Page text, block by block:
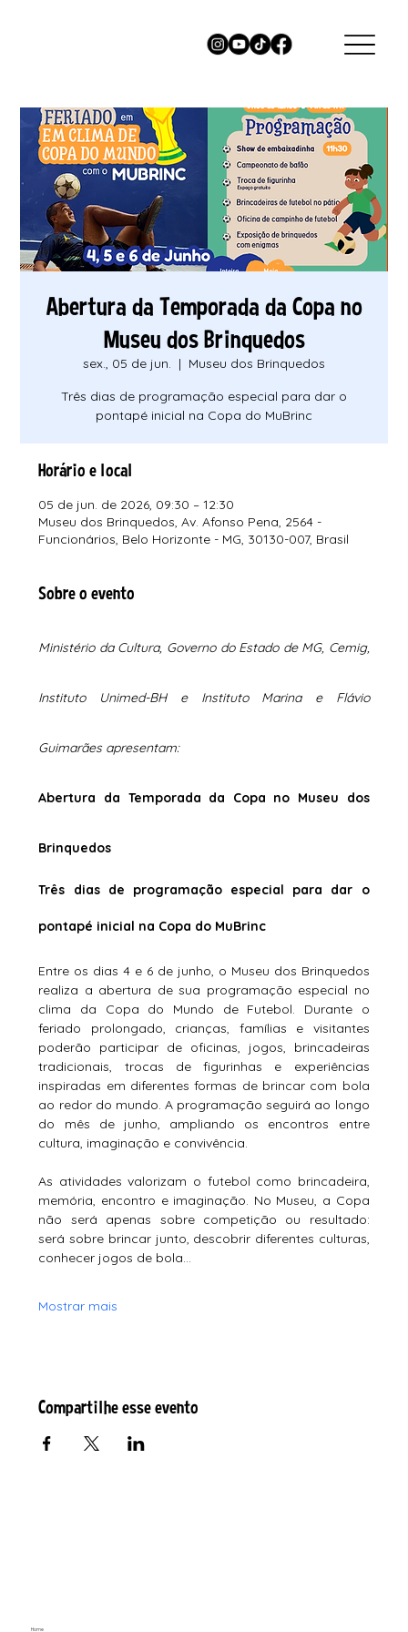
Abertura da Temporada da Copa no
Museu dos Brinquedos
sex., 05 de jun.
  |
Museu dos Brinquedos
Três dias de programação especial para dar o
pontapé inicial na Copa do MuBrinc
Horário e local
05 de jun. de 2026, 09:30 – 12:30
Museu dos Brinquedos, Av. Afonso Pena, 2564 -
Funcionários, Belo Horizonte - MG, 30130-007, Brasil
Sobre o evento
Ministério da Cultura, Governo do Estado de MG, Cemig,
Instituto Unimed-BH e Instituto Marina e Flávio
Guimarães apresentam:
Abertura da Temporada da Copa no Museu dos
Brinquedos
Três dias de programação especial para dar o
pontapé inicial na Copa do MuBrinc
Entre os dias 4 e 6 de junho, o Museu dos Brinquedos
realiza a abertura de sua programação especial no
clima da Copa do Mundo de Futebol. Durante o
feriado prolongado, crianças, famílias e visitantes
poderão participar de oficinas, jogos, brincadeiras
tradicionais, trocas de figurinhas e experiências
inspiradas em diferentes formas de brincar com bola
ao redor do mundo. A programação seguirá ao longo
do mês de junho, ampliando os encontros entre
cultura, imaginação e convivência.
As atividades valorizam o futebol como brincadeira,
memória, encontro e imaginação. No Museu, a Copa
não será apenas sobre competição ou resultado:
será sobre brincar junto, descobrir diferentes culturas,
conhecer jogos de bola…
Mostrar mais
Compartilhe esse evento
Home